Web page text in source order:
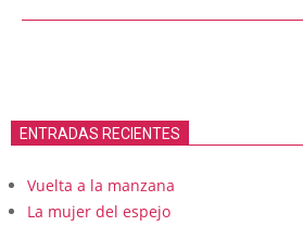
ENTRADAS RECIENTES
Vuelta a la manzana
La mujer del espejo